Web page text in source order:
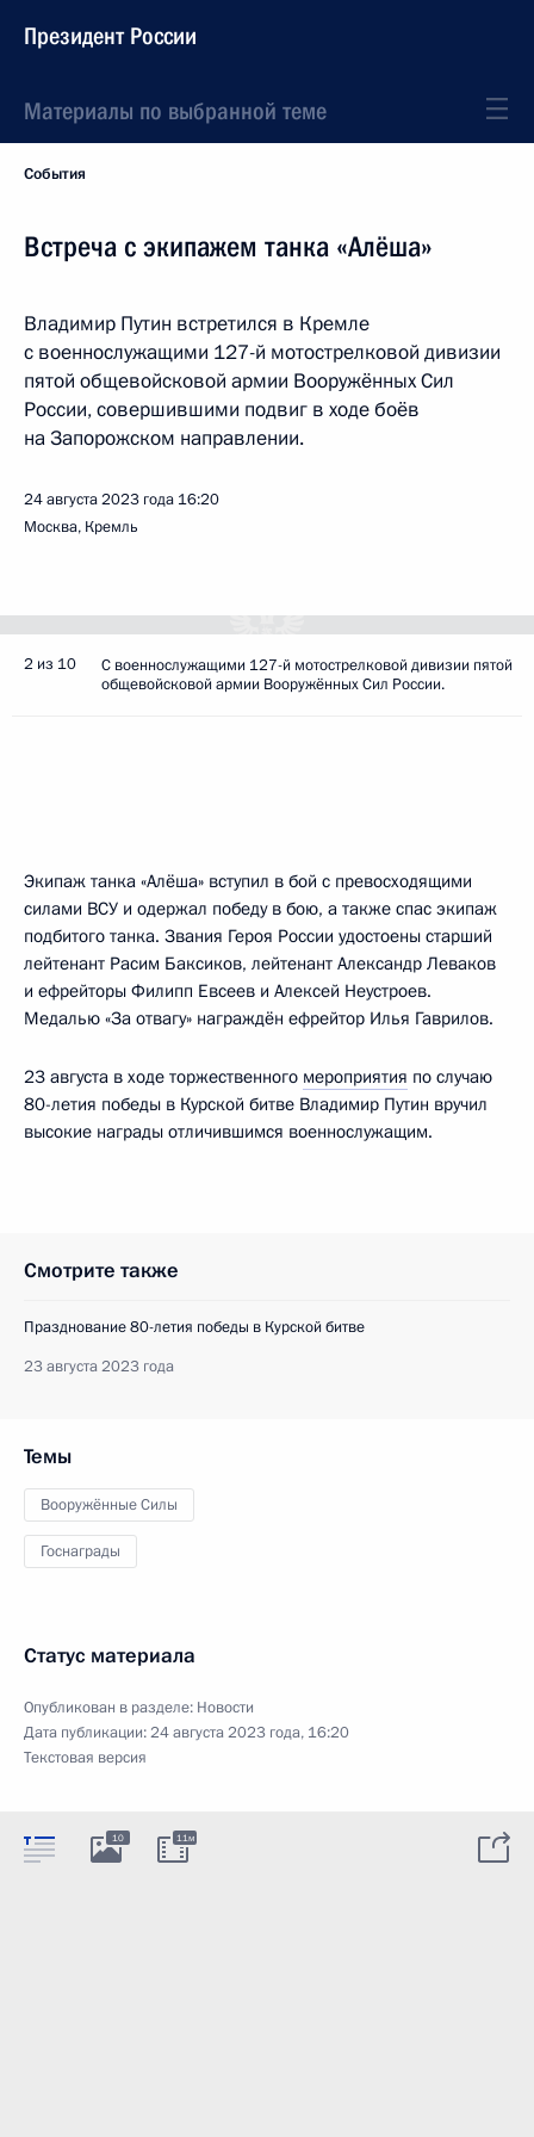
Президент России
Материалы по выбранной теме
События
Встреча с экипажем танка «Алёша»
Владимир Путин встретился в Кремле
с военнослужащими 127-й мотострелковой дивизии
пятой общевойсковой армии Вооружённых Сил
России, совершившими подвиг в ходе боёв
на Запорожском направлении.
24 августа 2023 года 16:20
Москва, Кремль
2 из 10
С военнослужащими 127-й мотострелковой дивизии пятой
общевойсковой армии Вооружённых Сил России.
Экипаж танка «Алёша» вступил в бой с превосходящими
силами ВСУ и одержал победу в бою, а также спас экипаж
подбитого танка. Звания Героя России удостоены старший
лейтенант Расим Баксиков, лейтенант Александр Леваков
и ефрейторы Филипп Евсеев и Алексей Неустроев.
Медалью «За отвагу» награждён ефрейтор Илья Гаврилов.
23 августа в ходе торжественного мероприятия по случаю
80-летия победы в Курской битве Владимир Путин вручил
высокие награды отличившимся военнослужащим.
Смотрите также
Празднование 80-летия победы в Курской битве
23 августа 2023 года
Темы
Вооружённые Силы
Госнаграды
Статус материала
Опубликован в разделе: Новости
Дата публикации:24 августа 2023 года, 16:20
Текстовая версия
10 11м